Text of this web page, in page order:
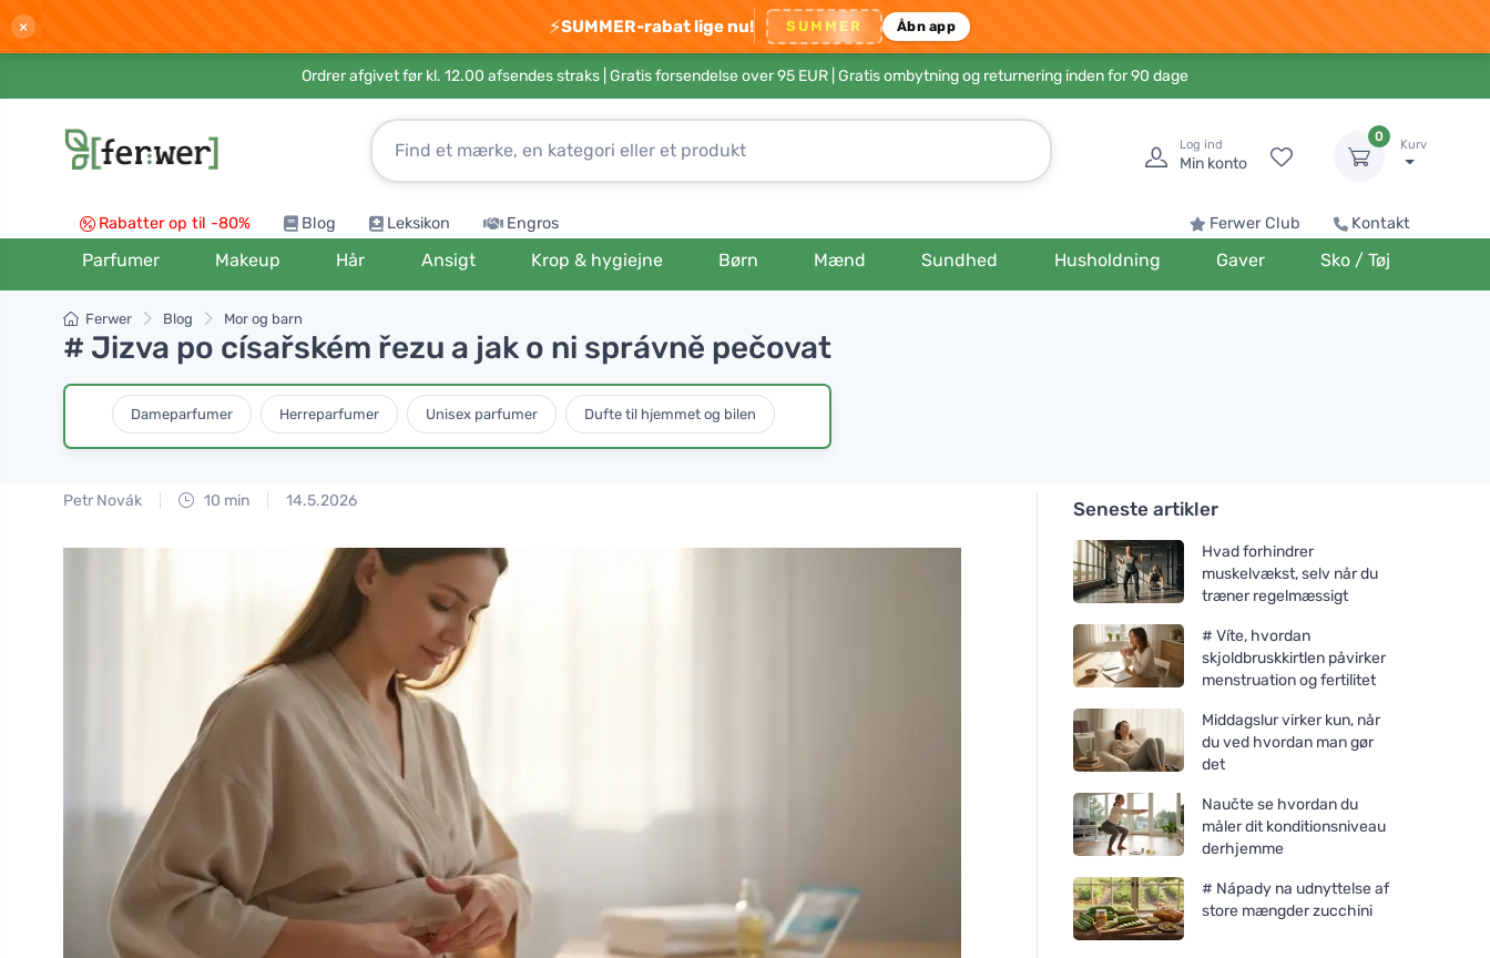
× ⚡SUMMER-rabat lige nu! SUMMER Åbn app
Ordrer afgivet før kl. 12.00 afsendes straks | Gratis forsendelse over 95 EUR | Gratis ombytning og returnering inden for 90 dage
Log ind
Min konto
0
Kurv
Rabatter op til -80% Blog Leksikon Engros Ferwer Club Kontakt
Parfumer Makeup Hår Ansigt Krop & hygiejne Børn Mænd Sundhed Husholdning Gaver Sko / Tøj
Ferwer Blog Mor og barn
# Jizva po císařském řezu a jak o ni správně pečovat
Dameparfumer Herreparfumer Unisex parfumer Dufte til hjemmet og bilen
Petr Novák 10 min 14.5.2026 Seneste artikler
Hvad forhindrer
muskelvækst, selv når du
træner regelmæssigt
# Víte, hvordan
skjoldbruskkirtlen påvirker
menstruation og fertilitet
Middagslur virker kun, når
du ved hvordan man gør
det
Naučte se hvordan du
måler dit konditionsniveau
derhjemme
# Nápady na udnyttelse af
store mængder zucchini